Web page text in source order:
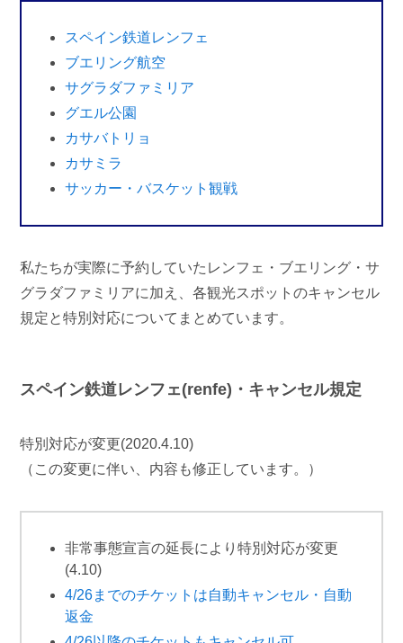
スペイン鉄道レンフェ
ブエリング航空
サグラダファミリア
グエル公園
カサバトリョ
カサミラ
サッカー・バスケット観戦
私たちが実際に予約していたレンフェ・ブエリング・サ
グラダファミリアに加え、各観光スポットのキャンセル
規定と特別対応についてまとめています。
スペイン鉄道レンフェ(renfe)・キャンセル規定
特別対応が変更(2020.4.10)
（この変更に伴い、内容も修正しています。）
非常事態宣言の延長により特別対応が変更
(4.10)
4/26までのチケットは自動キャンセル・自動
返金